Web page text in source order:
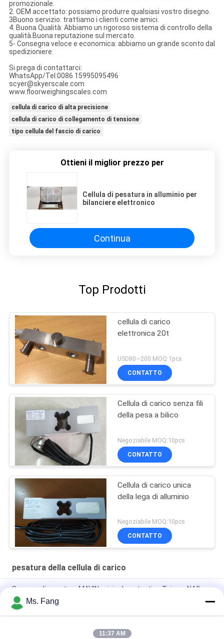
promozionale.
2. OEM accettato: possiamo produrre qualsiasi vostro disegno.
3Buono servizio: trattiamo i clienti come amici.
4. Buona Qualità: Abbiamo un rigoroso sistema di controllo della
qualità.Buona reputazione sul mercato.
5- Consegna veloce e economica: abbiamo un grande sconto dal
spedizioniere.
Si prega di contattarci:
WhatsApp/Tel:0086 15995095496
scyer@skyerscale.com
www.floorweighingscales.com
cellula di carico di alta precisione
cellula di carico di collegamento di tensione
tipo cellula del fascio di carico
Ottieni il miglior prezzo per
Cellula di pesatura in alluminio per
bilanciere elettronico
Continua
Top Prodotti
cellula di carico
elettronica 20t
USD80~200 MOQ:1pcs
CONTATTO
Cellula di carico senza fili
della pesa a bilico
Negoziabile MOQ:10pcs
CONTATTO
Cellula di carico unica
della lega di alluminio
Negoziabile MOQ:10pcs
CONTATTO
pesatura della cellula di carico
Sensore di pesatura MAVIN originale autentico Taiwan NA3
100kg Bilancia da banco Cella di carico
NA3 Sensori di forza digitali e celle di carico da 500 kg
Ms. Fang
11:37 AM